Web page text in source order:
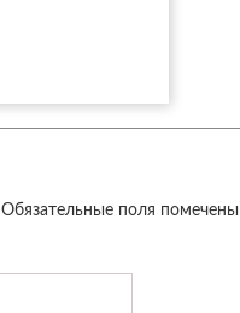
Обязательные поля помечены